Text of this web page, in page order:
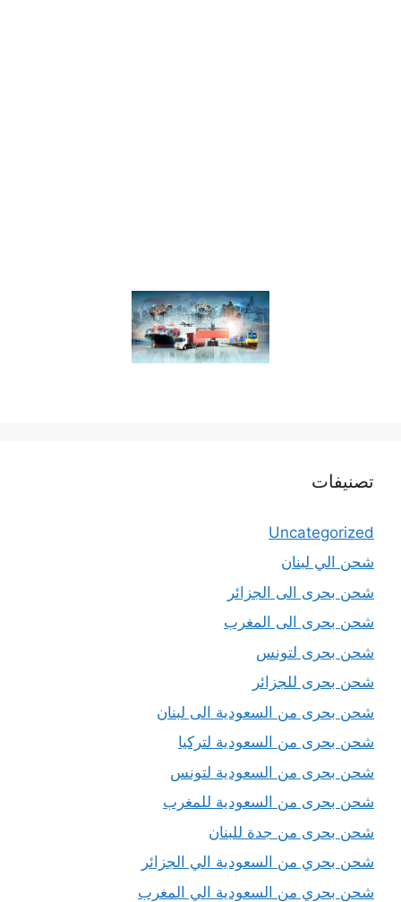
تصنيفات
Uncategorized
شحن الي لبنان
شحن بحرى الى الجزائر
شحن بحرى الى المغرب
شحن بحرى لتونس
شحن بحرى للجزائر
شحن بحرى من السعودية الى لبنان
شحن بحرى من السعودية لتركيا
شحن بحرى من السعودية لتونس
شحن بحرى من السعودية للمغرب
شحن بحرى من جدة للبنان
شحن بحري من السعودية الي الجزائر
شحن بحري من السعودية الي المغرب